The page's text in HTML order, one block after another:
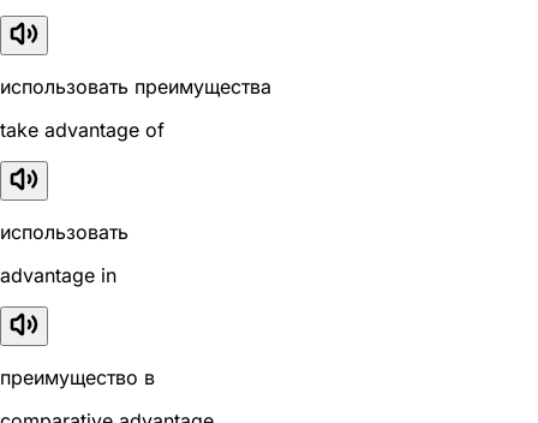
использовать преимущества
take advantage of
использовать
advantage in
преимущество в